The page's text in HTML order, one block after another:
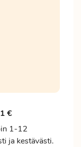
€
1-12
ja kestävästi.